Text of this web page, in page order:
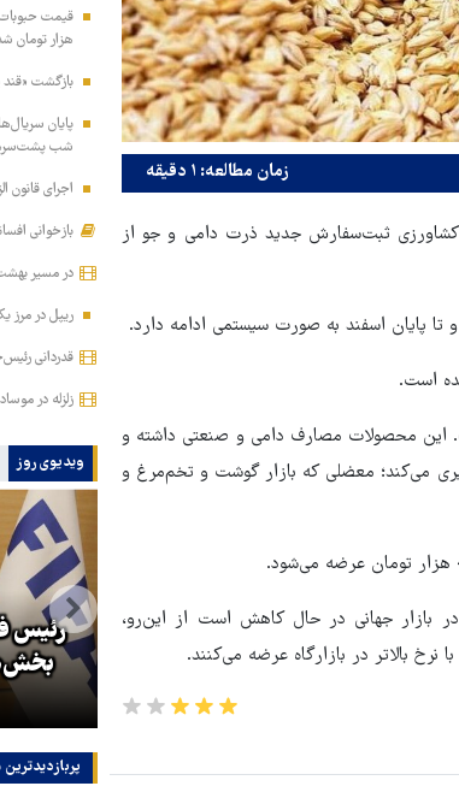
زمان مطالعه: ۱ دقیقه
کشاورزی ثبت‌سفارش جدید ذرت دامی و جو از
این محصولات مصارف دامی و صنعتی داشته و
می‌کند؛ معضلی که بازار گوشت و تخم‌مرغ و
بازار جهانی در حال کاهش است از این‌رو،
نرخ بالاتر در بازارگاه عرضه می‌کنند.
هزار تومان
بازگشت «قند
شب
اجرای قانون
بازخوانی
در مسیر
ریپل در مرز
قدردانی
زلزله در
ویدیوی روز
زلزله در موساد با شکست پروژه
براندازی در ایران
رئیس